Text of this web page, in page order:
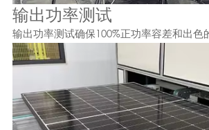
输出功率测试
输出功率测试确保100%正功率容差和出色